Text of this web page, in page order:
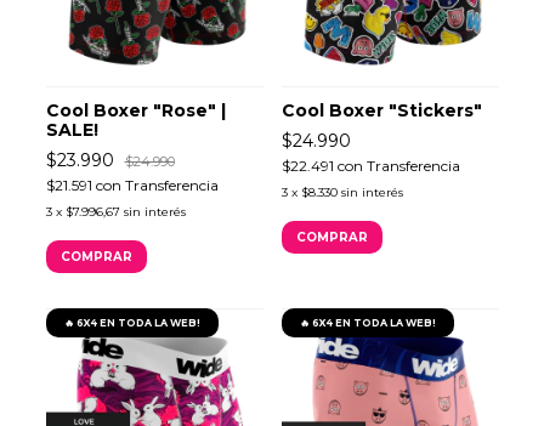
Cool Boxer "Rose" |
SALE!
$23.990
$24.990
$21.591 con Transferencia
3 x $7.996,67 sin interés
COMPRAR
Cool Boxer "Stickers"
$24.990
$22.491 con Transferencia
3 x $8.330 sin interés
COMPRAR
🔥 6X4 EN TODA LA WEB! 🔥 6X4 EN TODA LA WEB!